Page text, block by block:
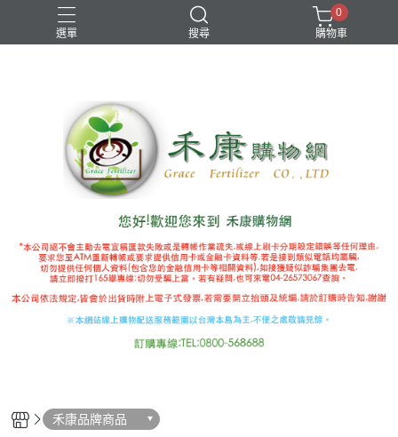
選單 搜尋
國產推薦補助 有機審字號肥料
0
購物車
禾康品牌商品